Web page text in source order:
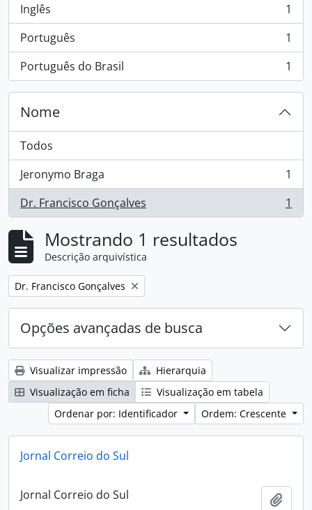
Inglês
, 1 resultados
1
Português
, 1 resultados
1
Português do Brasil
, 1 resultados 1
Nome
Todos
Jeronymo Braga
, 1 resultados
1
Dr. Francisco Gonçalves
, 1 resultados 1
Mostrando 1 resultados
Descrição arquivística
Remover filtro:
Dr. Francisco Gonçalves
Opções avançadas de busca
Visualizar impressão
Hierarquia
Visualização em ficha
Visualização em tabela
Ordenar por: Identificador
Ordem: Crescente
Jornal Correio do Sul
Jornal Correio do Sul